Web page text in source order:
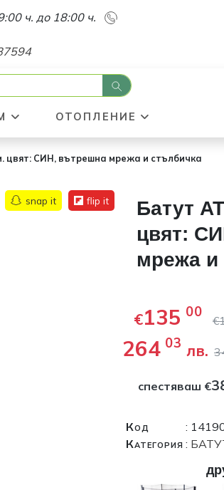
ч. до 18:00 ч.
ОТОПЛЕНИЕ
цвят: СИН, вътрешна мрежа и стълбичка
-22 %
Батут
цвят:
мрежа и
€135 00
€
264 03 лв.
спестяваш €
Код
:
Категория :